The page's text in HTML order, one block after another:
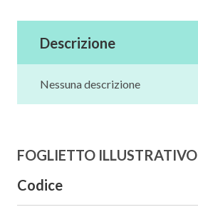
Descrizione
Nessuna descrizione
FOGLIETTO ILLUSTRATIVO
Codice